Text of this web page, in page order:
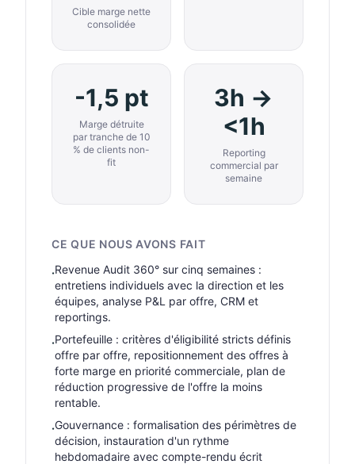
Cible marge nette
consolidée
-1,5 pt
Marge détruite
par tranche de 10
% de clients non-
fit
3h →
<1h
Reporting
commercial par
semaine
CE QUE NOUS AVONS FAIT
·Revenue Audit 360° sur cinq semaines :
entretiens individuels avec la direction et les
équipes, analyse P&L par offre, CRM et
reportings.
·Portefeuille : critères d'éligibilité stricts définis
offre par offre, repositionnement des offres à
forte marge en priorité commerciale, plan de
réduction progressive de l'offre la moins
rentable.
·Gouvernance : formalisation des périmètres de
décision, instauration d'un rythme
hebdomadaire avec compte-rendu écrit